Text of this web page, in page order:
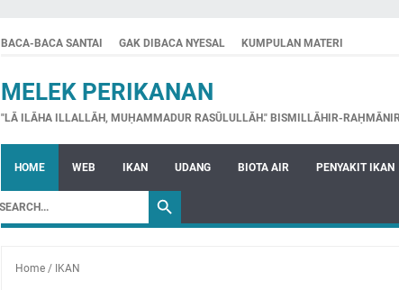
BACA-BACA SANTAI GAK DIBACA NYESAL KUMPULAN MATERI
MELEK PERIKANAN
"LĀ ILĀHA ILLALLĀH, MUḤAMMADUR RASŪLULLĀH." BISMILLĀHIR-
HOME WEB IKAN UDANG BIOTA AIR PENYAKIT IKAN
Home / IKAN